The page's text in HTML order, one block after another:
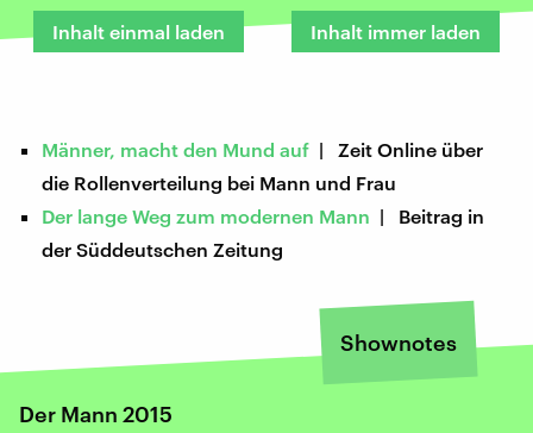
Inhalt einmal laden Inhalt immer laden
Männer, macht den Mund auf | Zeit Online über
die Rollenverteilung bei Mann und Frau
Der lange Weg zum modernen Mann | Beitrag in
der Süddeutschen Zeitung
Shownotes
Der Mann 2015